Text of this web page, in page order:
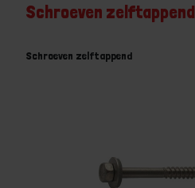
Schroeven zelftappend
Schroeven zelftappend